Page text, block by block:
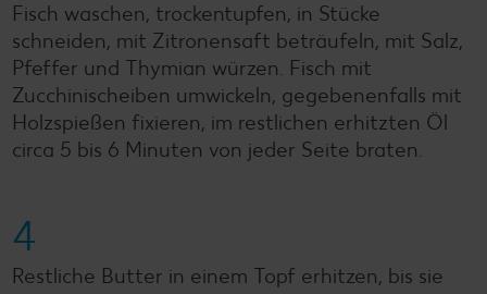
Fisch waschen, trockentupfen, in Stücke
schneiden, mit Zitronensaft beträufeln, mit Salz,
Pfeffer und Thymian würzen. Fisch mit
Zucchinischeiben umwickeln, gegebenenfalls mit
Holzspießen fixieren, im restlichen erhitzten Öl
circa 5 bis 6 Minuten von jeder Seite braten.
4
Restliche Butter in einem Topf erhitzen, bis sie